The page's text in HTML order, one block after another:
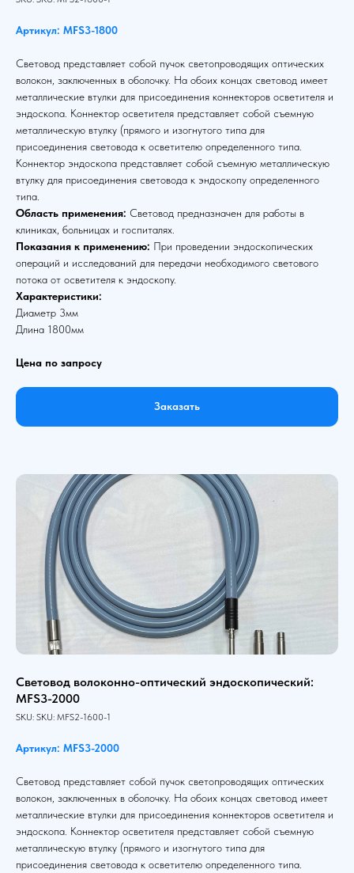
Артикул: MFS3-1800
Световод представляет собой пучок светопроводящих оптических
волокон, заключенных в оболочку. На обоих концах световод имеет
металлические втулки для присоединения коннекторов осветителя и
эндоскопа. Коннектор осветителя представляет собой съемную
металлическую втулку (прямого и изогнутого типа для
присоединения световода к осветителю определенного типа.
Коннектор эндоскопа представляет собой съемную металлическую
втулку для присоединения световода к эндоскопу определенного
типа.
Область применения: Световод предназначен для работы в
клиниках, больницах и госпиталях.
Показания к применению: При проведении эндоскопических
операций и исследований для передачи необходимого светового
потока от осветителя к эндоскопу.
Характеристики:
Диаметр 3мм
Длина 1800мм
Цена по запросу
Заказать
Световод волоконно-оптический эндоскопический:
MFS3-2000
SKU: SKU: MFS2-1600-1
Артикул: MFS3-2000
Световод представляет собой пучок светопроводящих оптических
волокон, заключенных в оболочку. На обоих концах световод имеет
металлические втулки для присоединения коннекторов осветителя и
эндоскопа. Коннектор осветителя представляет собой съемную
металлическую втулку (прямого и изогнутого типа для
присоединения световода к осветителю определенного типа.